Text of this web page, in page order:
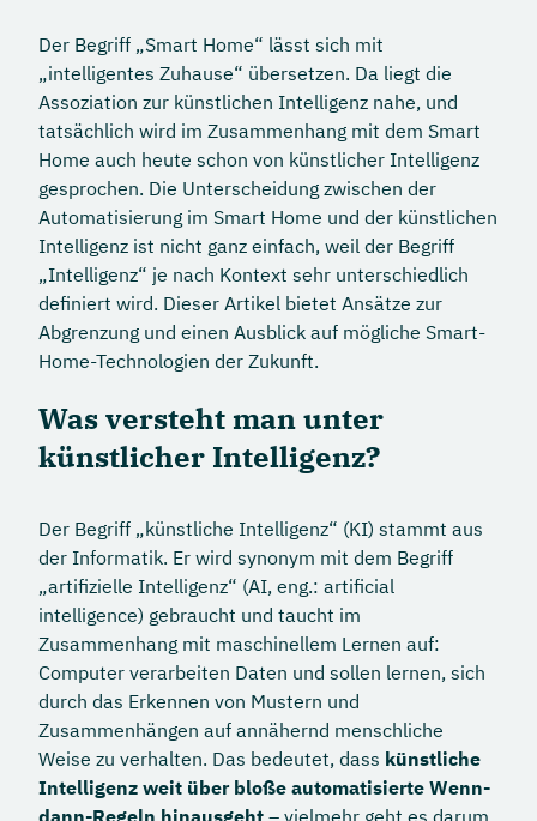
Der Begriff „Smart Home“ lässt sich mit
„intelligentes Zuhause“ übersetzen. Da liegt die
Assoziation zur künstlichen Intelligenz nahe, und
tatsächlich wird im Zusammenhang mit dem Smart
Home auch heute schon von künstlicher Intelligenz
gesprochen. Die Unterscheidung zwischen der
Automatisierung im Smart Home und der künstlichen
Intelligenz ist nicht ganz einfach, weil der Begriff
„Intelligenz“ je nach Kontext sehr unterschiedlich
definiert wird. Dieser Artikel bietet Ansätze zur
Abgrenzung und einen Ausblick auf mögliche Smart-
Home-Technologien der Zukunft.
Was versteht man unter
künstlicher Intelligenz?
Der Begriff „künstliche Intelligenz“ (KI) stammt aus
der Informatik. Er wird synonym mit dem Begriff
„artifizielle Intelligenz“ (AI, eng.: artificial
intelligence) gebraucht und taucht im
Zusammenhang mit maschinellem Lernen auf:
Computer verarbeiten Daten und sollen lernen, sich
durch das Erkennen von Mustern und
Zusammenhängen auf annähernd menschliche
Weise zu verhalten. Das bedeutet, dass künstliche
Intelligenz weit über bloße automatisierte Wenn-